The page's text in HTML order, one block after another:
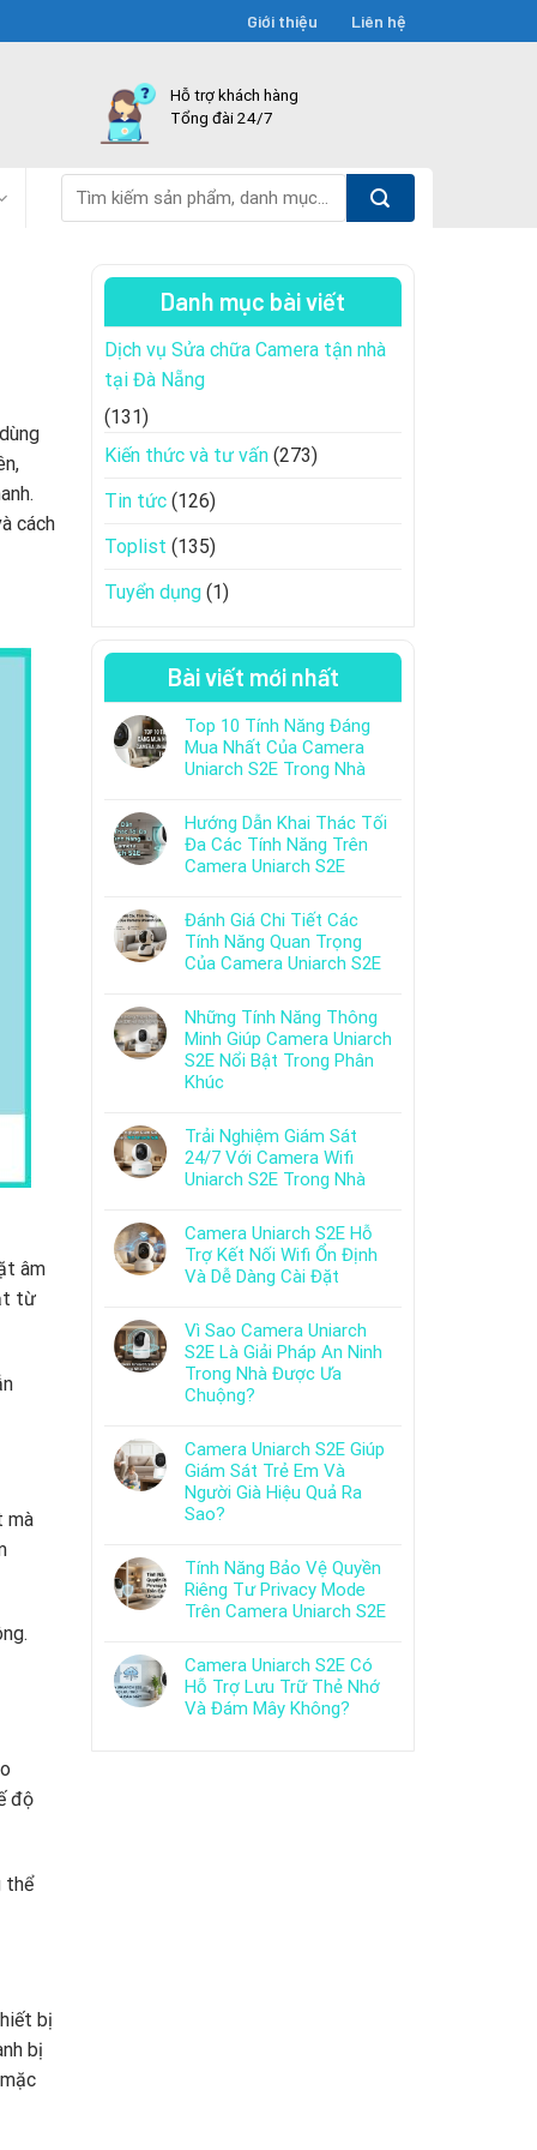
Giới thiệu Liên hệ
Hỗ trợ khách hàng
Tổng đài 24/7
kiếm:
cách
âm
từ
mà
độ
thể
bị
bị
Danh mục bài viết
Dịch vụ Sửa chữa Camera tận nhà
tại Đà Nẵng
(131)
Kiến thức và tư vấn (273)
Tin tức (126)
Toplist (135)
Tuyển dụng (1)
Bài viết mới nhất
Top 10 Tính Năng Đáng
Mua Nhất Của Camera
Uniarch S2E Trong Nhà
Hướng Dẫn Khai Thác Tối
Đa Các Tính Năng Trên
Camera Uniarch S2E
Đánh Giá Chi Tiết Các
Tính Năng Quan Trọng
Của Camera Uniarch S2E
Những Tính Năng Thông
Minh Giúp Camera Uniarch
S2E Nổi Bật Trong Phân
Khúc
Trải Nghiệm Giám Sát
24/7 Với Camera Wifi
Uniarch S2E Trong Nhà
Camera Uniarch S2E Hỗ
Trợ Kết Nối Wifi Ổn Định
Và Dễ Dàng Cài Đặt
Vì Sao Camera Uniarch
S2E Là Giải Pháp An Ninh
Trong Nhà Được Ưa
Chuộng?
Camera Uniarch S2E Giúp
Giám Sát Trẻ Em Và
Người Già Hiệu Quả Ra
Sao?
Tính Năng Bảo Vệ Quyền
Riêng Tư Privacy Mode
Trên Camera Uniarch S2E
Camera Uniarch S2E Có
Hỗ Trợ Lưu Trữ Thẻ Nhớ
Và Đám Mây Không?